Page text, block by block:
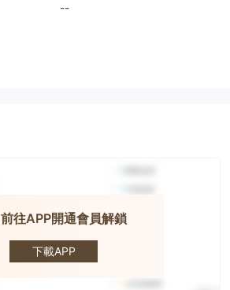
--
前往APP開通會員解鎖
下載APP
Broker